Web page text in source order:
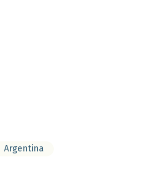
Argentina